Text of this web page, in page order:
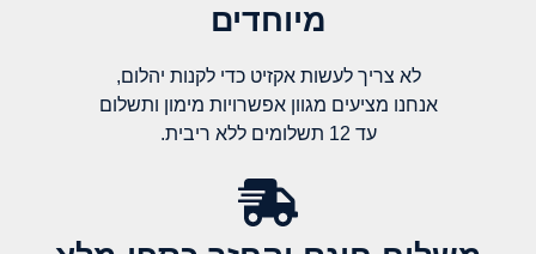
מיוחדים
לא צריך לעשות אקזיט כדי לקנות יהלום,
אנחנו מציעים מגוון אפשרויות מימון ותשלום
עד 12 תשלומים ללא ריבית.